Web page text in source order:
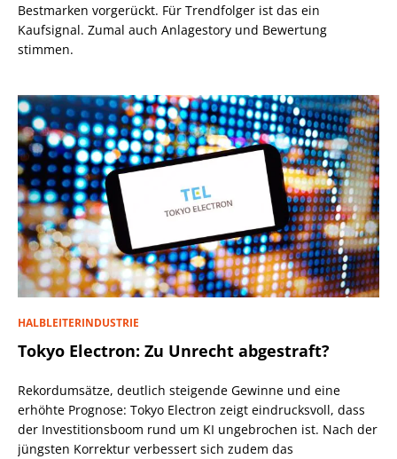
Bestmarken vorgerückt. Für Trendfolger ist das ein
Kaufsignal. Zumal auch Anlagestory und Bewertung
stimmen.
HALBLEITERINDUSTRIE
Tokyo Electron: Zu Unrecht abgestraft?
Rekordumsätze, deutlich steigende Gewinne und eine
erhöhte Prognose: Tokyo Electron zeigt eindrucksvoll, dass
der Investitionsboom rund um KI ungebrochen ist. Nach der
jüngsten Korrektur verbessert sich zudem das